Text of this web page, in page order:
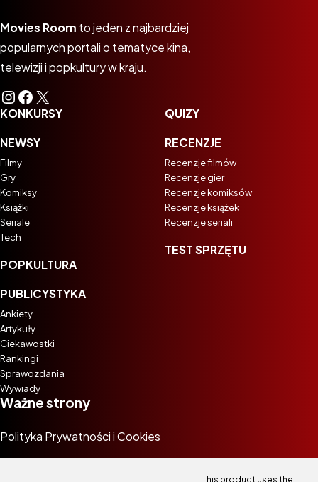
Movies Room to jeden z najbardziej
popularnych portali o tematyce kina,
telewizji i popkultury w kraju.
Instagram
Facebook
X
KONKURSY
NEWSY
Filmy
Gry
Komiksy
Książki
Seriale
Tech
POPKULTURA
PUBLICYSTYKA
Ankiety
Artykuły
Ciekawostki
Rankingi
Sprawozdania
Wywiady
QUIZY
RECENZJE
Recenzje filmów
Recenzje gier
Recenzje komiksów
Recenzje książek
Recenzje seriali
TEST SPRZĘTU
Ważne strony
Polityka Prywatności i Cookies
This product uses the